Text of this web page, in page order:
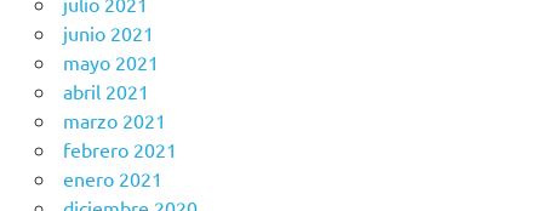
junio 2021
mayo 2021
abril 2021
marzo 2021
febrero 2021
enero 2021